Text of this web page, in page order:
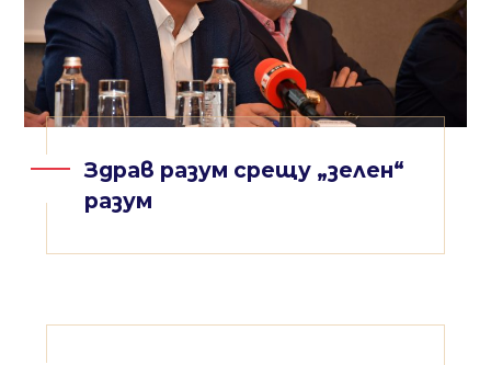
Здрав разум срещу „зелен“
разум